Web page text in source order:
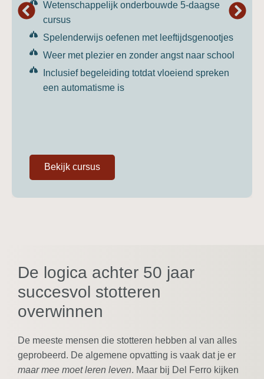
Wetenschappelijk onderbouwde 5-daagse
cursus
Spelenderwijs oefenen met leeftijdsgenootjes
Weer met plezier en zonder angst naar school
Inclusief begeleiding totdat vloeiend spreken
een automatisme is
Bekijk cursus
De logica achter 50 jaar
succesvol stotteren
overwinnen
De meeste mensen die stotteren hebben al van alles
geprobeerd. De algemene opvatting is vaak dat je er
maar mee moet leren leven. Maar bij Del Ferro kijken